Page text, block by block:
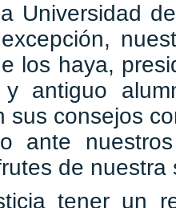
Universidad
los haya,
antiguo
sus consejos
ante
de nuestra
tener un